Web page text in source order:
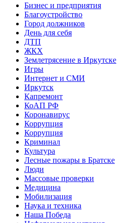
Бизнес и предприятия
Благоустройство
Город должников
День для себя
ДТП
ЖКХ
Землетрясение в Иркутске
Игры
Интернет и СМИ
Иркутск
Капремонт
КоАП РФ
Коронавирус
Коррупция
Коррупция
Криминал
Культура
Лесные пожары в Братске
Люди
Массовые проверки
Медицина
Мобилизация
Наука и техника
Наша Победа